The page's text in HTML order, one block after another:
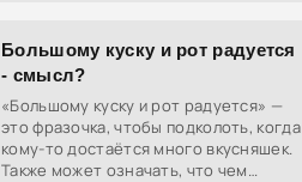
Большому куску и рот радуется
- смысл?
«Большому куску и рот радуется» —
это фразочка, чтобы подколоть, когда
кому-то достаётся много вкусняшек.
Также может означать, что чем